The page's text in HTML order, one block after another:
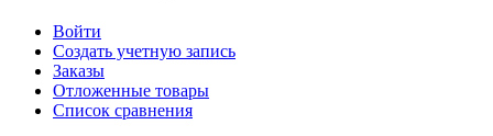
Войти
Создать учетную запись
Заказы
Отложенные товары
Список сравнения